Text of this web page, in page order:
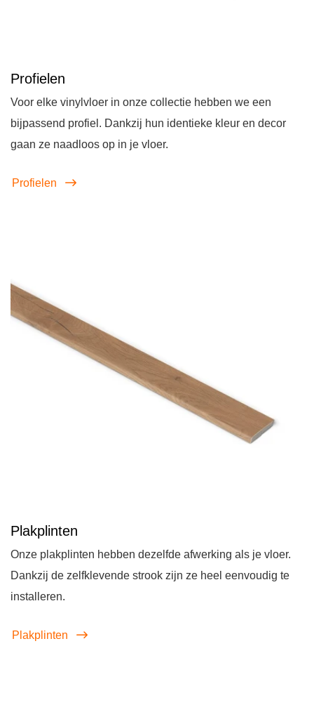
Profielen
Voor elke vinylvloer in onze collectie hebben we een
bijpassend profiel. Dankzij hun identieke kleur en decor
gaan ze naadloos op in je vloer.
Profielen
Plakplinten
Onze plakplinten hebben dezelfde afwerking als je vloer.
Dankzij de zelfklevende strook zijn ze heel eenvoudig te
installeren.
Plakplinten